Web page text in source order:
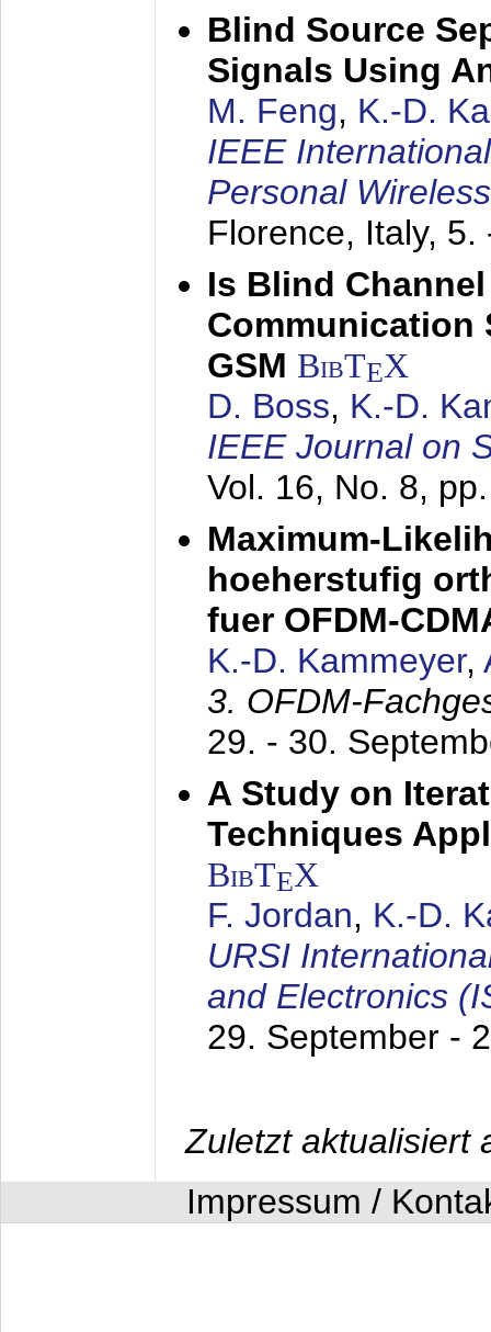
Blind Source
Signals Using
M. Feng, K.-D.
IEEE
Personal
Florence, Italy, 5.
Is Blind
Communication
GSM BibTEX
D. Boss, K.-D.
IEEE Journal on
Vol. 16, No. 8,
Maximum-
hoeherstufig
fuer OFDM-
K.-D. Kammeyer,
3. OFDM-
29. - 30.
A Study on
Techniques
BibTEX
F. Jordan, K.-D.
URSI
and Electronics
29. September -
Zuletzt aktualisiert
Impressum /